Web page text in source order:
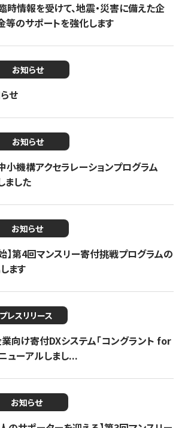
時情報を受けて、地震・災害に備えた企
等のサポートを強化します
お知らせ
せ
お知らせ
小機構アクセラレーションプログラム
ました
お知らせ
】第4回マンスリー寄付挑戦プログラムの
ます
プレスリリース
業向け寄付DXシステム「コングラント for
ューアルしまし...
お知らせ